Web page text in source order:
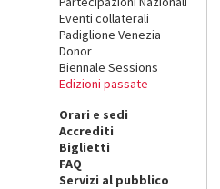
Eventi collaterali
Padiglione Venezia
Donor
Biennale Sessions
Edizioni passate
Orari e sedi
Accrediti
Biglietti
FAQ
Servizi al pubblico